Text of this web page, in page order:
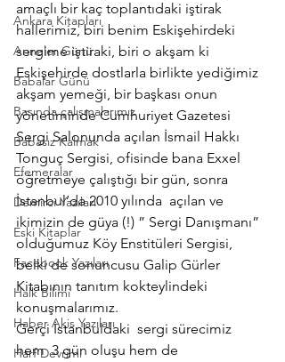
Ankara Kitapları
Anneler Günü
Babalar Günü
Basında çalışmalarımız
Babasız Kalmak
Efemeralar
Demirci Yazıları
Eski Kitaplar
Facebook Yazıları
Halk Bilimi
Haber Akis Yazıları
Harf Devrimi
amaçlı bir kaç toplantıdaki iştirak
hallerimiz, biri benim Eskişehirdeki
sergime iştiraki, biri o akşam ki
Eskişehirde dostlarla birlikte yediğimiz
akşam yemeği, bir başkası onun
yönetiminde Cumhuriyet Gazetesi
Sergi Salonunda açılan İsmail Hakkı
Tonguç Sergisi, ofisinde bana Exxel
öğretmeye çalıştığı bir gün, sonra
İstanbul’da 2010 yılında  açılan ve
ikimizin de güya (!) ” Sergi Danışmanı”
olduğumuz Köy Enstitüleri Sergisi,
belki de sonuncusu Galip Gürler
Kitabının tanıtım kokteylindeki
konuşmalarımız.
Gerçi İstanbuldaki  sergi sürecimiz
hem  3 gün oluşu hem de